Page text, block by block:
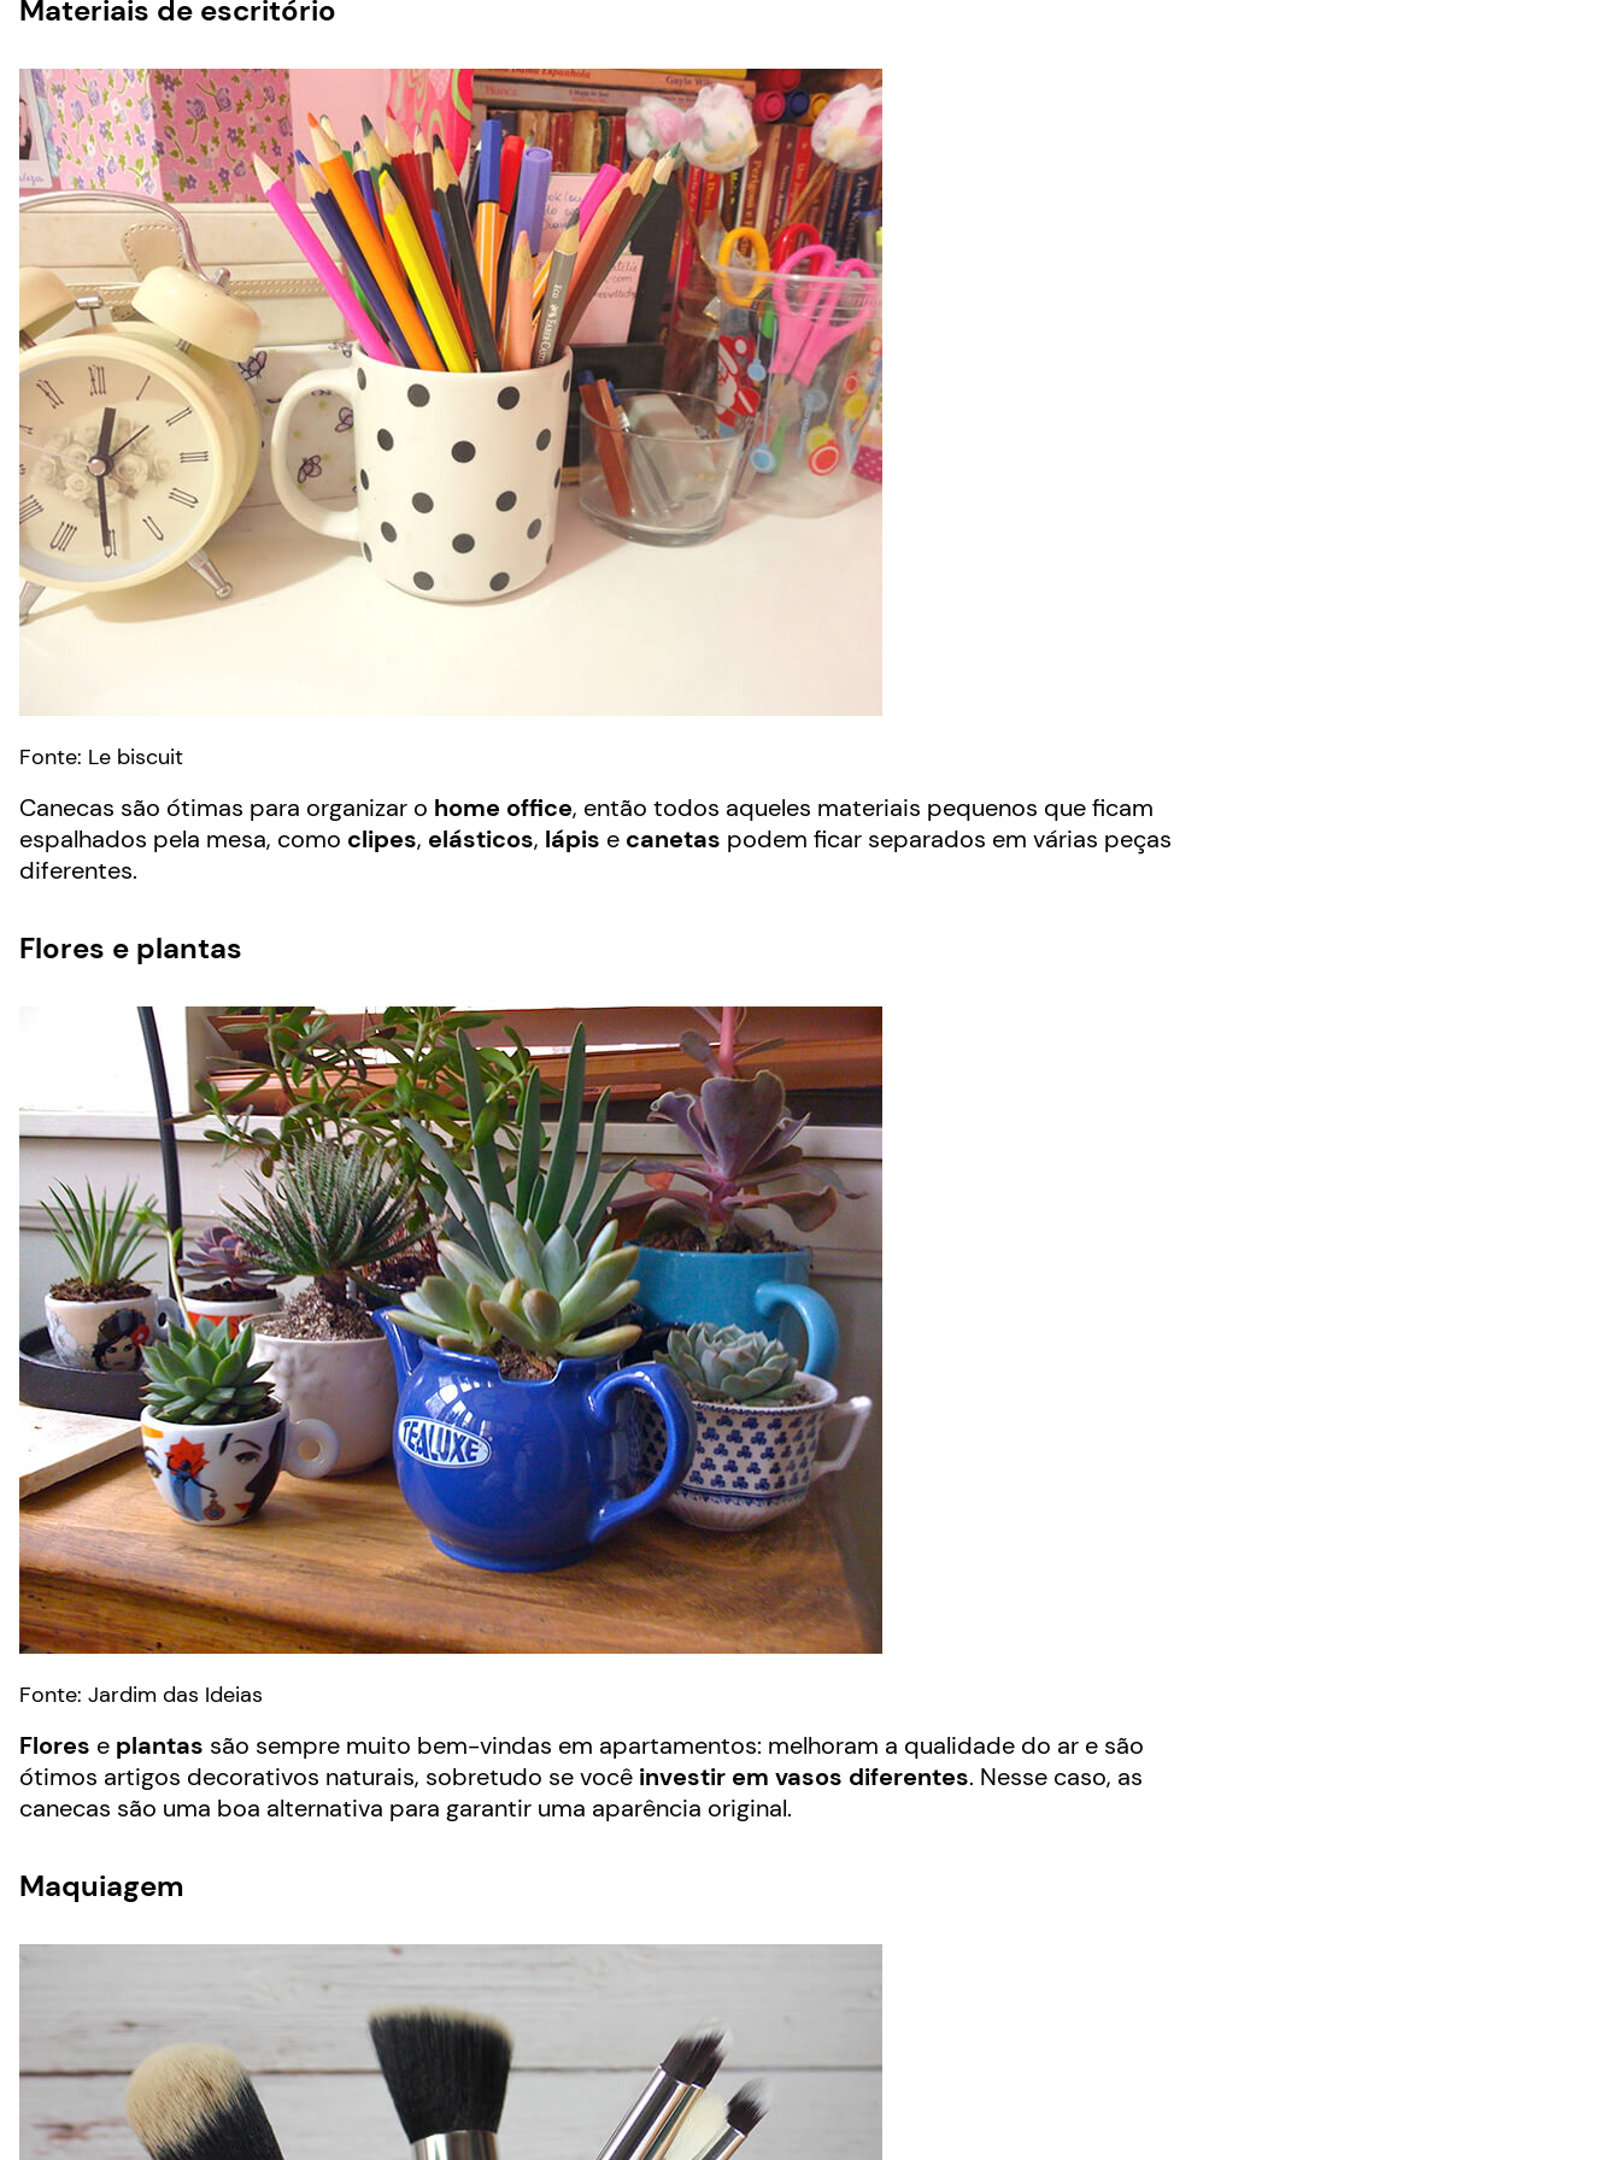
Materiais de escritório
Fonte: Le biscuit
Canecas são ótimas para organizar o home office, então todos aqueles materiais pequenos que ficam
espalhados pela mesa, como clipes, elásticos, lápis e canetas podem ficar separados em várias peças
diferentes.
Flores e plantas
Fonte: Jardim das Ideias
Flores e plantas são sempre muito bem-vindas em apartamentos: melhoram a qualidade do ar e são
ótimos artigos decorativos naturais, sobretudo se você investir em vasos diferentes. Nesse caso, as
canecas são uma boa alternativa para garantir uma aparência original.
Maquiagem